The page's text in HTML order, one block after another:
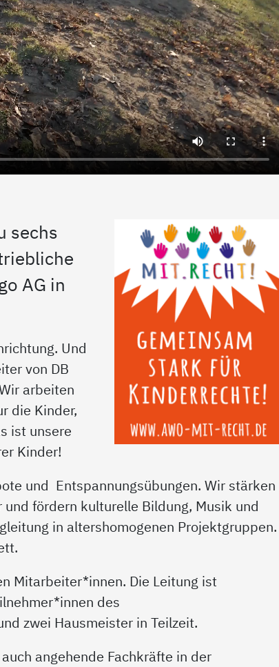
sechs
AG in
Und
von DB
arbeiten
die Kinder,
ist unsere
Kinder!
und Entspannungsübungen. Wir stärken
fördern kulturelle Bildung, Musik und
in altershomogenen Projektgruppen.
Mitarbeiter*innen. Die Leitung ist
des
zwei Hausmeister in Teilzeit.
angehende Fachkräfte in der